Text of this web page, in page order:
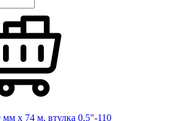
х 74 м, втулка 0,5"-110